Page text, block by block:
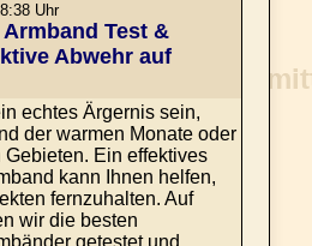
Uhr
Test &
Abwehr auf
echtes Ärgernis sein,
der warmen Monate oder
Ein effektives
kann Ihnen helfen,
fernzuhalten. Auf
wir die besten
getestet und